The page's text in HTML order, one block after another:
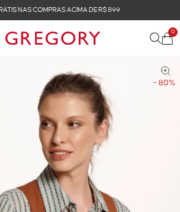
NAS COMPRAS ACIMA DE R$ 899
0
- 80%